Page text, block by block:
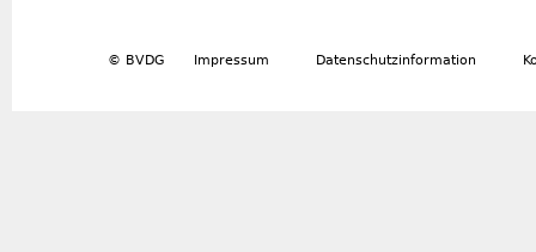
© BVDG Impressum Datenschutzinformation